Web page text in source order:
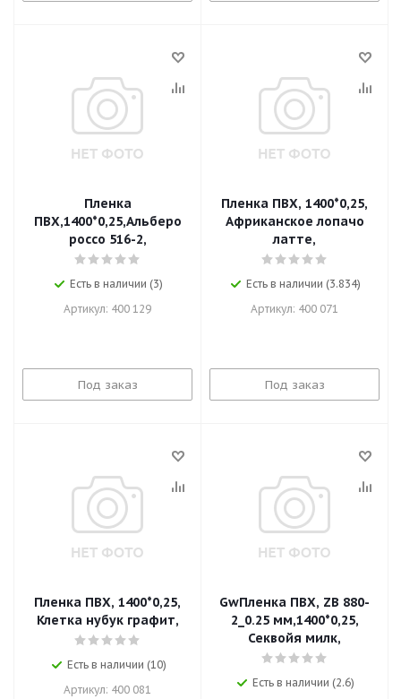
Пленка
ПВХ,1400*0,25,Альберо
россо 516-2,
Есть в наличии (3)
Артикул: 400 129
Под заказ
Пленка ПВХ, 1400*0,25,
Африканское лопачо
латте,
Есть в наличии (3.834)
Артикул: 400 071
Под заказ
Пленка ПВХ, 1400*0,25,
Клетка нубук графит,
Есть в наличии (10)
Артикул: 400 081
GwПленка ПВХ, ZB 880-
2_0.25 мм,1400*0,25,
Секвойя милк,
Есть в наличии (2.6)